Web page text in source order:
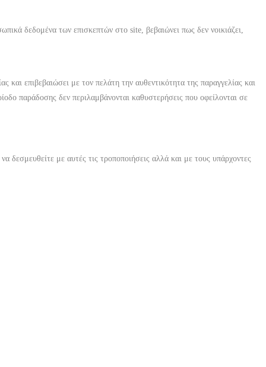
δεδομένα των επισκεπτών στο site, βεβαιώνει πως δεν νοικιάζει,
και επιβεβαιώσει με τον πελάτη την αυθεντικότητα της παραγγελίας και
παράδοσης δεν περιλαμβάνονται καθυστερήσεις που οφείλονται σε
δεσμευθείτε με αυτές τις τροποποιήσεις αλλά και με τους υπάρχοντες